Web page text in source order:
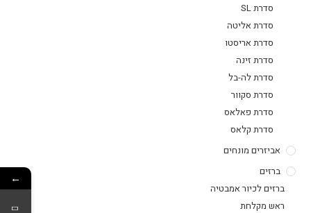
סדרת SL
סדרת אליטה
סדרת אריסטו
סדרת זינה
סדרת לה-בל
סדרת סקוור
סדרת פאלאס
סדרת קלאס
אביזרים מונחים
ברזים
ברזים לכיור אמבטיה
ראש מקלחת
←